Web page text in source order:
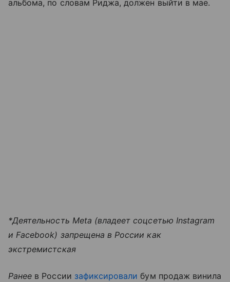
альбома, по словам Риджа, должен выйти в мае.
*Деятельность Meta (владеет соцсетью Instagram
и Facebook) запрещена в России как
экстремистская
Ранее в России зафиксировали бум продаж винила